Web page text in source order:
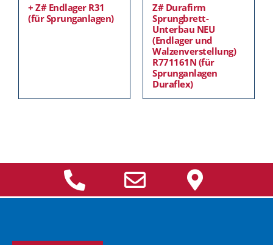
+ Z# Endlager R31
(für Sprunganlagen)
Z# Durafirm
Sprungbrett-
Unterbau NEU
(Endlager und
Walzenverstellung)
R771161N (für
Sprunganlagen
Duraflex)